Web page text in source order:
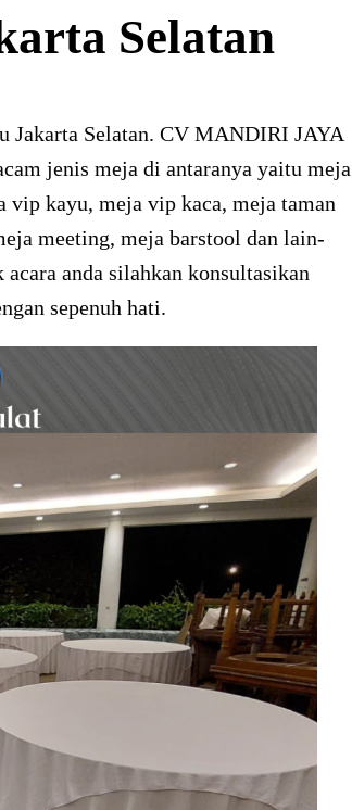
Selatan
Jakarta Selatan. CV MANDIRI JAYA
jenis meja di antaranya yaitu meja
vip kayu, meja vip kaca, meja taman
meeting, meja barstool dan lain-
anda silahkan konsultasikan
sepenuh hati.